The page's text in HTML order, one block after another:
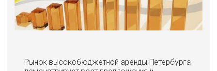
Рынок высокобюджетной аренды Петербурга